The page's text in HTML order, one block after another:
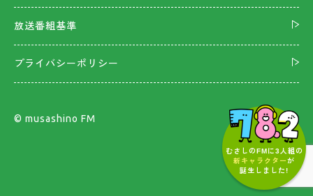
むさしのFMに3人組の
新キャラクターが
誕生しました!
放送番組基準
プライバシーポリシー
©︎ musashino FM